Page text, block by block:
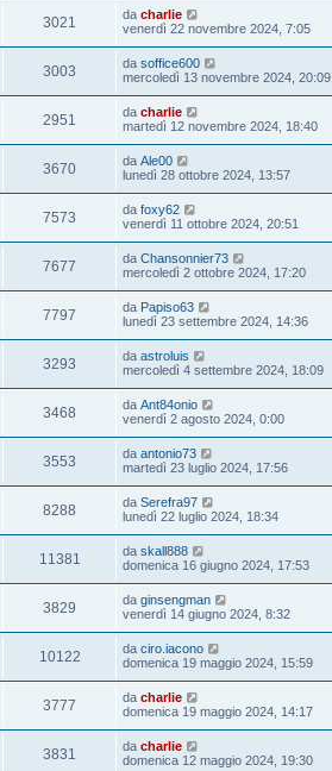
3021 da charlie
venerdì 22 novembre 2024, 7:05
3003 da soffice600
mercoledì 13 novembre 2024, 20:09
2951 da charlie
martedì 12 novembre 2024, 18:40
3670 da Ale00
lunedì 28 ottobre 2024, 13:57
7573 da foxy62
venerdì 11 ottobre 2024, 20:51
7677 da Chansonnier73
mercoledì 2 ottobre 2024, 17:20
7797 da Papiso63
lunedì 23 settembre 2024, 14:36
3293 da astroluis
mercoledì 4 settembre 2024, 18:09
3468 da Ant84onio
venerdì 2 agosto 2024, 0:00
3553 da antonio73
martedì 23 luglio 2024, 17:56
8288 da Serefra97
lunedì 22 luglio 2024, 18:34
11381 da skall888
domenica 16 giugno 2024, 17:53
3829 da ginsengman
venerdì 14 giugno 2024, 8:32
10122 da ciro.iacono
domenica 19 maggio 2024, 15:59
3777 da charlie
domenica 19 maggio 2024, 14:17
3831 da charlie
domenica 12 maggio 2024, 19:30